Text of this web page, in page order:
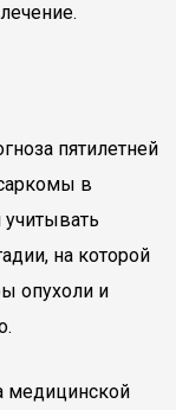
пятилетней
в
на которой
опухоли и
медицинской